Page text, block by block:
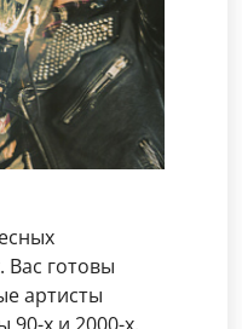
Вас готовы
артисты